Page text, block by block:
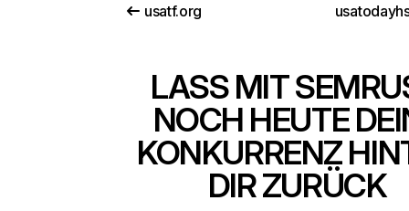
usatf.org
LASS MIT
NOCH HEUTE
KONKURRENZ
DIR ZURÜCK